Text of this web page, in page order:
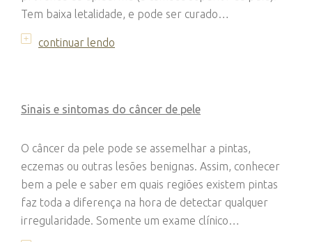
Tem baixa letalidade, e pode ser curado…
continuar lendo
Sinais e sintomas do câncer de pele
O câncer da pele pode se assemelhar a pintas,
eczemas ou outras lesões benignas. Assim, conhecer
bem a pele e saber em quais regiões existem pintas
faz toda a diferença na hora de detectar qualquer
irregularidade. Somente um exame clínico…